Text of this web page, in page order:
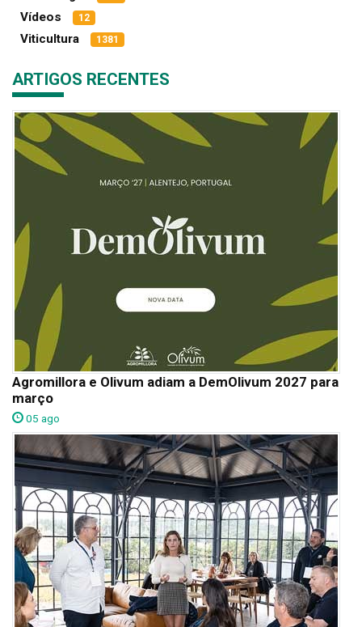
Vídeos 12
Viticultura 1381
ARTIGOS RECENTES
Agromillora e Olivum adiam a DemOlivum 2027 para
março
05 ago